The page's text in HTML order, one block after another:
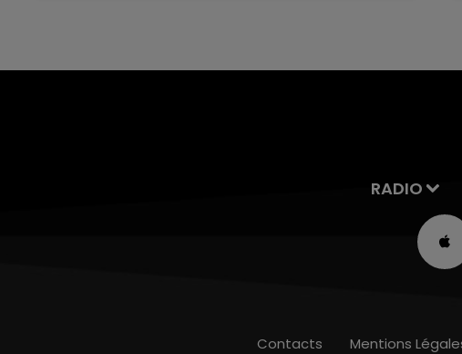
RADIO
Contacts Mentions